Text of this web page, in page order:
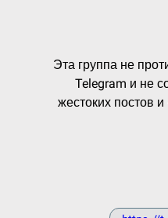
Эта группа не
Telegram и не
жестоких постов